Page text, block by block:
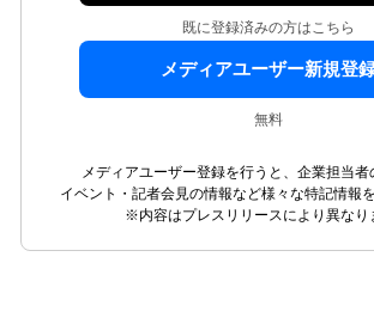
既に登録済みの方はこちら
メディアユーザー新規登
無料
メディアユーザー登録を行うと、企業担当者
イベント・記者会見の情報など様々な特記情報
※内容はプレスリリースにより異なり